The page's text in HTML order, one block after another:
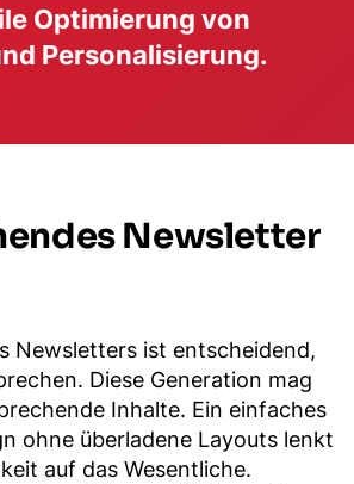
Optimierung von
Personalisierung.
Newsletter
Newsletters ist entscheidend,
Diese Generation mag
Inhalte. Ein einfaches
ohne überladene Layouts lenkt
auf das Wesentliche.